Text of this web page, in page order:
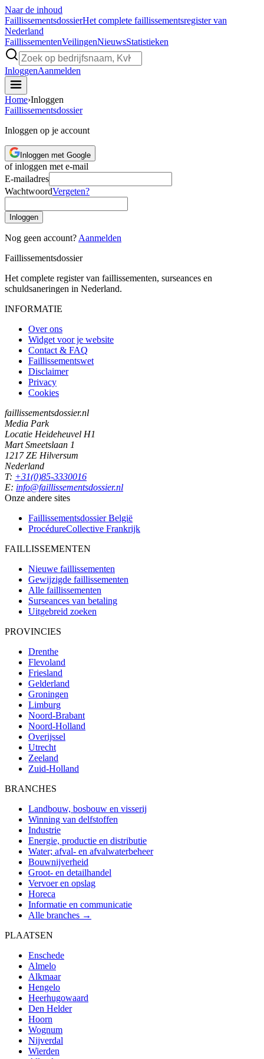
Naar de inhoud
FaillissementsdossierHet complete faillissementsregister van
Nederland
FaillissementenVeilingenNieuwsStatistieken
InloggenAanmelden
Home›Inloggen
Faillissementsdossier
Inloggen op je account
Inloggen met Google
of inloggen met e-mail
E-mailadres
WachtwoordVergeten?
Inloggen
Nog geen account? Aanmelden
Faillissementsdossier
Het complete register van faillissementen, surseances en
schuldsaneringen in Nederland.
INFORMATIE
Over ons
Widget voor je website
Contact & FAQ
Faillissementswet
Disclaimer
Privacy
Cookies
faillissementsdossier.nl
Media Park
Locatie Heideheuvel H1
Mart Smeetslaan 1
1217 ZE Hilversum
Nederland
T: +31(0)85-3330016
E: info@faillissementsdossier.nl
Onze andere sites
Faillissementsdossier België
ProcédureCollective Frankrijk
FAILLISSEMENTEN
Nieuwe faillissementen
Gewijzigde faillissementen
Alle faillissementen
Surseances van betaling
Uitgebreid zoeken
PROVINCIES
Drenthe
Flevoland
Friesland
Gelderland
Groningen
Limburg
Noord-Brabant
Noord-Holland
Overijssel
Utrecht
Zeeland
Zuid-Holland
BRANCHES
Landbouw, bosbouw en visserij
Winning van delfstoffen
Industrie
Energie, productie en distributie
Water; afval- en afvalwaterbeheer
Bouwnijverheid
Groot- en detailhandel
Vervoer en opslag
Horeca
Informatie en communicatie
Alle branches →
PLAATSEN
Enschede
Almelo
Alkmaar
Hengelo
Heerhugowaard
Den Helder
Hoorn
Wognum
Nijverdal
Wierden